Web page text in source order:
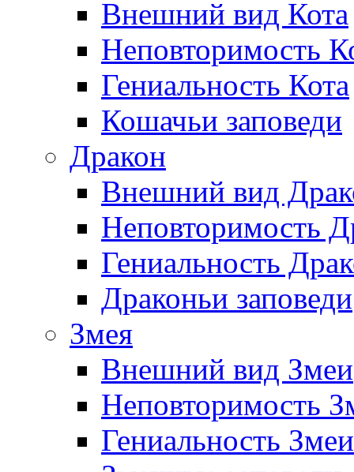
Внешний вид Кота
Неповторимость
Гениальность Кота
Кошачьи заповеди
Дракон
Внешний вид
Неповторимость
Гениальность
Драконьи заповеди
Змея
Внешний вид Змеи
Неповторимость
Гениальность Змеи